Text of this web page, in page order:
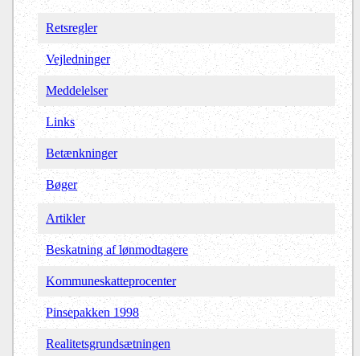
Retsregler
Vejledninger
Meddelelser
Links
Betænkninger
Bøger
Artikler
Beskatning af lønmodtagere
Kommuneskatteprocenter
Pinsepakken 1998
Realitetsgrundsætningen